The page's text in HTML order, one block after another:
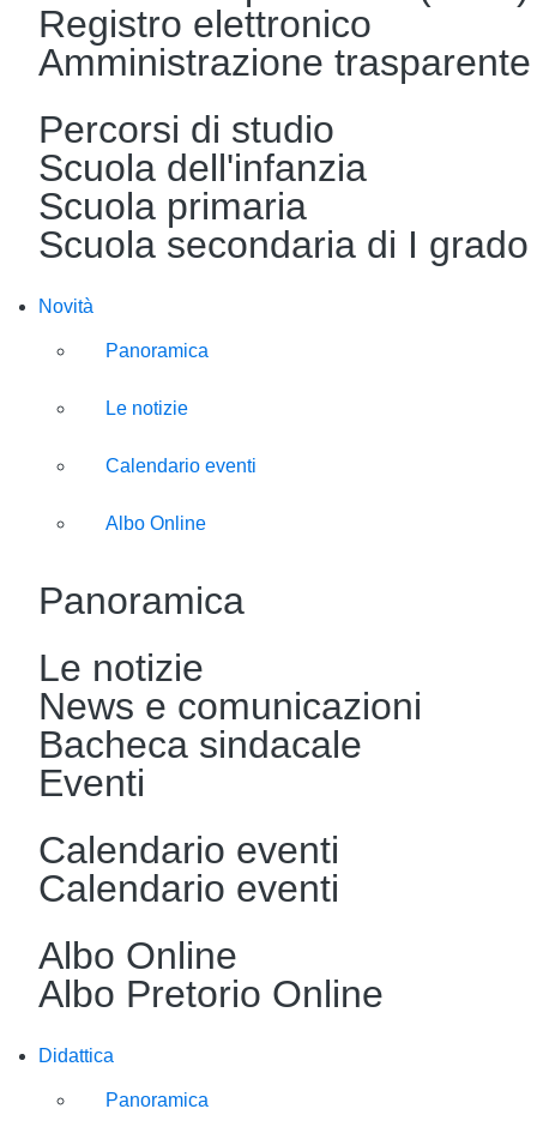
Registro elettronico
Amministrazione trasparente
Percorsi di studio
Scuola dell'infanzia
Scuola primaria
Scuola secondaria di I grado
Novità
Panoramica
Le notizie
Calendario eventi
Albo Online
Panoramica
Le notizie
News e comunicazioni
Bacheca sindacale
Eventi
Calendario eventi
Calendario eventi
Albo Online
Albo Pretorio Online
Didattica
Panoramica